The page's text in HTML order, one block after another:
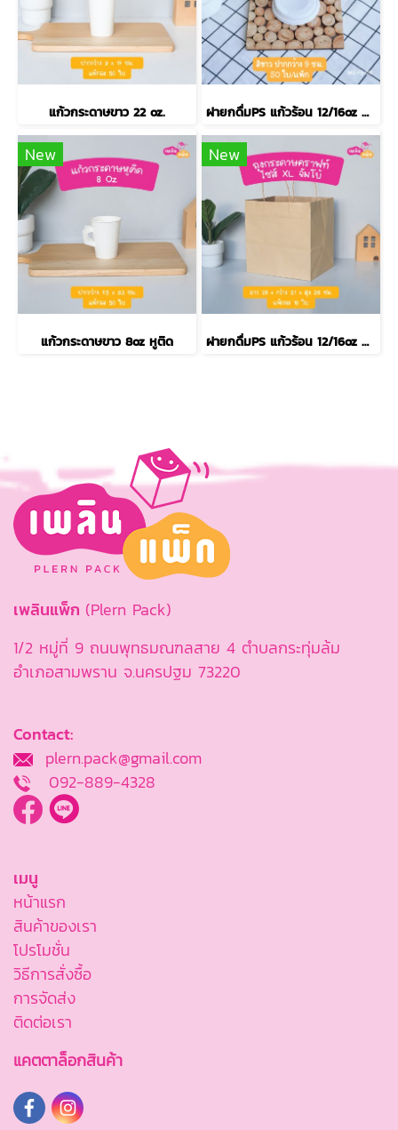
แก้วกระดาษขาว 22 oz. ฝายกดื่มPS แก้วร้อน 12/16oz สีขาว
New
แก้วกระดาษขาว 8oz หูติด
New
ฝายกดื่มPS แก้วร้อน 12/16oz สีดำ
เพลินแพ็ก (Plern Pack)
1/2 หมู่ที่ 9 ถนนพุทธมณฑลสาย 4 ตำบลกระทุ่มล้ม
อำเภอสามพราน จ.นครปฐม 73220
Contact:
plern.pack@gmail.com
092-889-4328
เมนู
หน้าแรก
สินค้าของเรา
โปรโมชั่น
วิธีการสั่งซื้อ
การจัดส่ง
ติดต่อเรา
แคตตาล็อกสินค้า